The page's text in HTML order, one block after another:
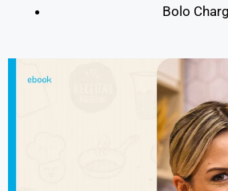
Bolo